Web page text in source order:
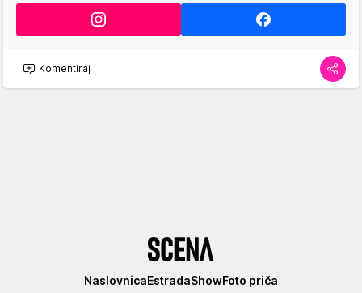
Komentiraj
NaslovnicaEstradaShowFoto priča